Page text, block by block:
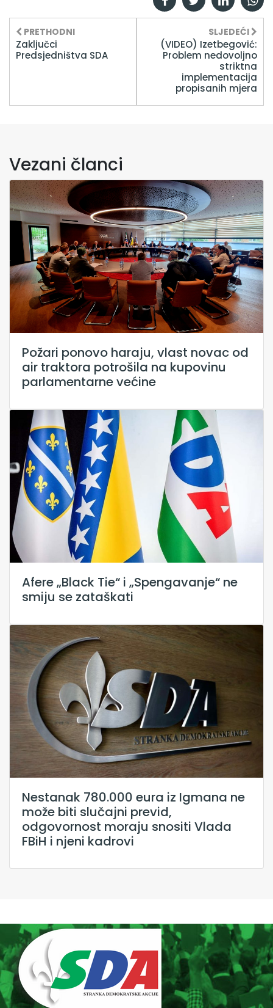
PRETHODNI
Zaključci
Predsjedništva SDA
SLJEDEĆI
(VIDEO) Izetbegović:
Problem nedovoljno
striktna
implementacija
propisanih mjera
Vezani članci
Požari ponovo haraju, vlast novac od
air traktora potrošila na kupovinu
parlamentarne većine
Afere „Black Tie“ i „Spengavanje“ ne
smiju se zataškati
Nestanak 780.000 eura iz Igmana ne
može biti slučajni previd,
odgovornost moraju snositi Vlada
FBiH i njeni kadrovi